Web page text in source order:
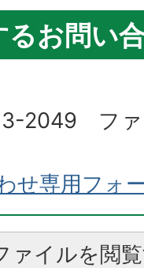
るお問い
2049 フ
せ専用フォ
ァイルを閲